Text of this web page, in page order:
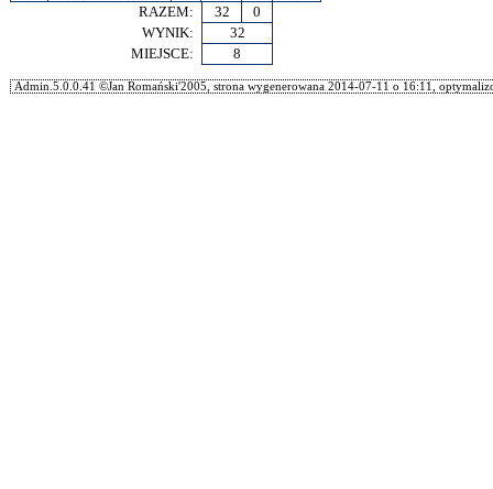
RAZEM:
32
0
WYNIK:
32
MIEJSCE:
8
Admin.5.0.0.41 ©Jan Romański'2005, strona wygenerowana 2014-07-11 o 16:11,